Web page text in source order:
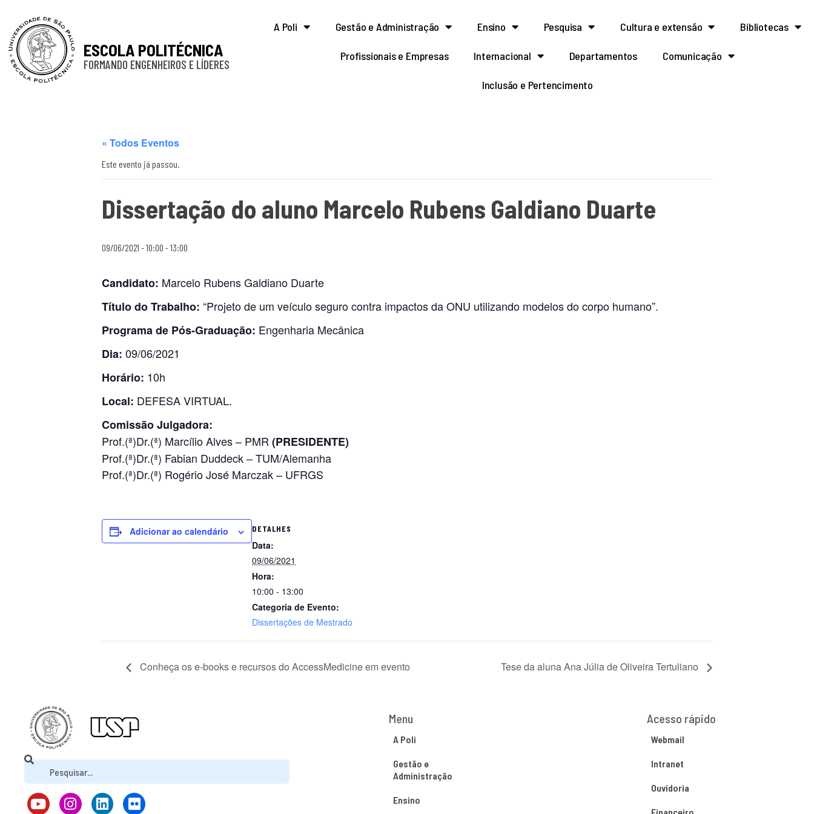
ESCOLA POLITÉCNICA
FORMANDO ENGENHEIROS E LÍDERES
A Poli Gestão e Administração Ensino Pesquisa Cultura e extensão Bibliotecas
Profissionais e Empresas Internacional Departamentos Comunicação
Inclusão e Pertencimento
« Todos Eventos
Este evento já passou.
Dissertação do aluno Marcelo Rubens Galdiano Duarte
09/06/2021 - 10:00 -13:00
Candidato: Marcelo Rubens Galdiano Duarte
Título do Trabalho: “Projeto de um veículo seguro contra impactos da ONU utilizando modelos do corpo humano”.
Programa de Pós-Graduação: Engenharia Mecânica
Dia: 09/06/2021
Horário: 10h
Local: DEFESA VIRTUAL.
Comissão Julgadora:
Prof.(ª)Dr.(ª) Marcílio Alves – PMR (PRESIDENTE)
Prof.(ª)Dr.(ª) Fabian Duddeck – TUM/Alemanha
Prof.(ª)Dr.(ª) Rogério José Marczak – UFRGS
Adicionar ao calendário DETALHES
Data:
09/06/2021
Hora:
10:00 - 13:00
Categoria de Evento:
Dissertações de Mestrado
Conheça os e-books e recursos do AccessMedicine em evento Tese da aluna Ana Júlia de Oliveira Tertuliano
Menu
A Poli
Gestão e
Administração
Ensino
Acesso rápido
Webmail
Intranet
Ouvidoria